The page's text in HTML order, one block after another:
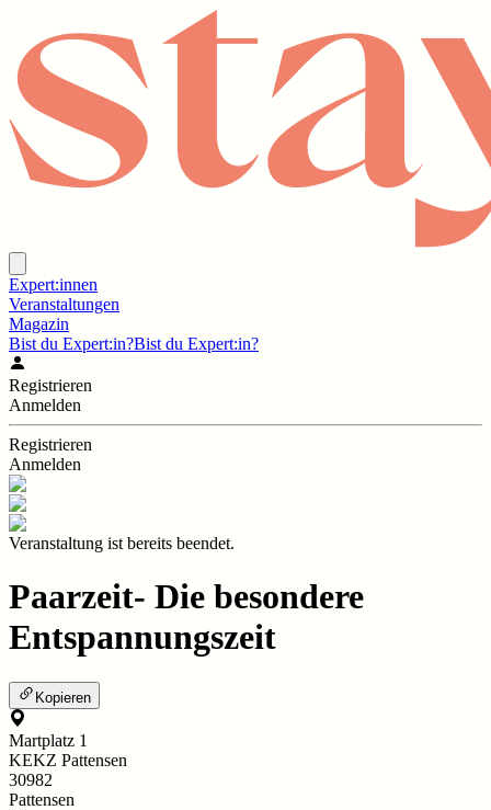
Expert:innen
Veranstaltungen
Magazin
Bist du Expert:in?Bist du Expert:in?
Registrieren
Anmelden
Registrieren
Anmelden
Veranstaltung ist bereits beendet.
Paarzeit- Die besondere
Entspannungszeit
Kopieren
Martplatz 1
KEKZ Pattensen
30982
Pattensen